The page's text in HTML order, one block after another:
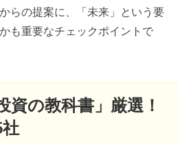
らの提案に、「未来」という要
も重要なチェックポイントで
資の教科書」厳選！
社